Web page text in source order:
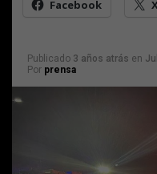
Facebook X
Publicado 3 años atrás en
Por prensa